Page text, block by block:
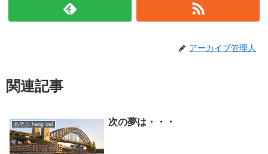
アーカイブ管理人
関連記事
あそぶ hang out 次の夢は・・・